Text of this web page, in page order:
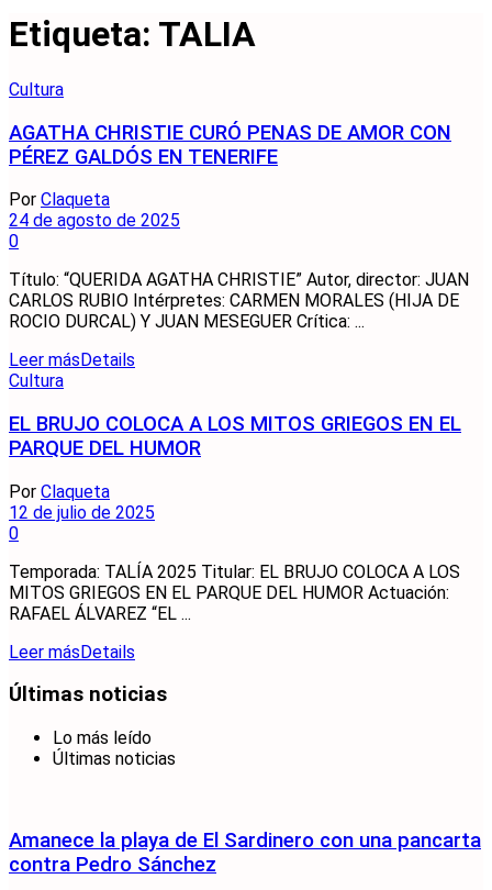
Etiqueta: TALIA
Cultura
AGATHA CHRISTIE CURÓ PENAS DE AMOR CON
PÉREZ GALDÓS EN TENERIFE
Por Claqueta
24 de agosto de 2025
0
Título: “QUERIDA AGATHA CHRISTIE” Autor, director: JUAN
CARLOS RUBIO Intérpretes: CARMEN MORALES (HIJA DE
ROCIO DURCAL) Y JUAN MESEGUER Crítica: ...
Leer más Details
Cultura
EL BRUJO COLOCA A LOS MITOS GRIEGOS EN EL
PARQUE DEL HUMOR
Por Claqueta
12 de julio de 2025
0
Temporada: TALÍA 2025 Titular: EL BRUJO COLOCA A LOS
MITOS GRIEGOS EN EL PARQUE DEL HUMOR Actuación:
RAFAEL ÁLVAREZ “EL ...
Leer másDetails
Últimas noticias
Lo más leído
Últimas noticias
Amanece la playa de El Sardinero con una pancarta
contra Pedro Sánchez